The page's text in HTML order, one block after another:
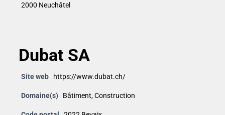
2000 Neuchâtel
Dubat SA
Site web https://www.dubat.ch/
Domaine(s) Bâtiment,Construction